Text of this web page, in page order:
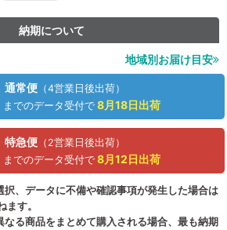
納期について
地域別お届け目安
通常便 （4営業日後出荷）
までのデータ受付で 8月18日出荷
特急便 （2営業日後出荷）
までのデータ受付で 8月12日 出荷
、データに不備や確認事項が発生した場合は
ます。
る商品をまとめて購入される場合、最も納期